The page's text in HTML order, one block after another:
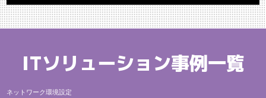
ITソリューション事例一覧
ネットワーク環境設定